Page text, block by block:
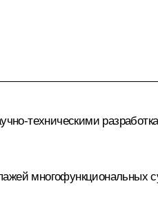
техническими